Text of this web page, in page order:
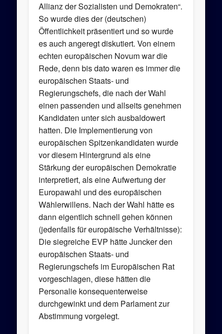
Allianz der Sozialisten und Demokraten“.
So wurde dies der (deutschen)
Öffentlichkeit präsentiert und so wurde
es auch angeregt diskutiert. Von einem
echten europäischen Novum war die
Rede, denn bis dato waren es immer die
europäischen Staats- und
Regierungschefs, die nach der Wahl
einen passenden und allseits genehmen
Kandidaten unter sich ausbaldowert
hatten. Die Implementierung von
europäischen Spitzenkandidaten wurde
vor diesem Hintergrund als eine
Stärkung der europäischen Demokratie
interpretiert, als eine Aufwertung der
Europawahl und des europäischen
Wählerwillens. Nach der Wahl hätte es
dann eigentlich schnell gehen können
(jedenfalls für europäische Verhältnisse):
Die siegreiche EVP hätte Juncker den
europäischen Staats- und
Regierungschefs im Europäischen Rat
vorgeschlagen, diese hätten die
Personalie konsequenterweise
durchgewinkt und dem Parlament zur
Abstimmung vorgelegt.